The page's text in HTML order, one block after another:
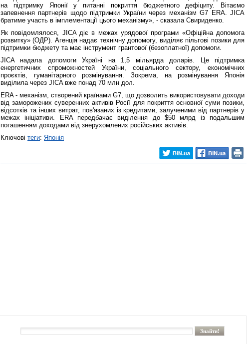
на підтримку Японії у питанні покриття бюджетного дефіциту. Вітаємо
запевнення партнерів щодо підтримки України через механізм G7 ERA. JICA
братиме участь в імплементації цього механізму», - сказала Свириденко.
Як повідомлялося, JICA діє в межах урядової програми «Офіційна допомога
розвитку» (ОДР). Агенція надає технічну допомогу, виділяє пільгові позики для
підтримки бюджету та має інструмент грантової (безоплатної) допомоги.
JICA надала допомоги Україні на 1,5 мільярда доларів. Це підтримка
енергетичних спроможностей України, соціального сектору, економічних
проєктів, гуманітарного розмінування. Зокрема, на розмінування Японія
виділила через JICA вже понад 70 млн дол.
ERA - механізм, створений країнами G7, що дозволить використовувати доходи
від заморожених суверенних активів Росії для покриття основної суми позики,
відсотків та інших витрат, пов'язаних із кредитами, залученими від партнерів у
межах ініціативи. ERA передбачає виділення до $50 млрд із подальшим
погашенням доходами від знерухомлених російських активів.
Ключові теги: Японія